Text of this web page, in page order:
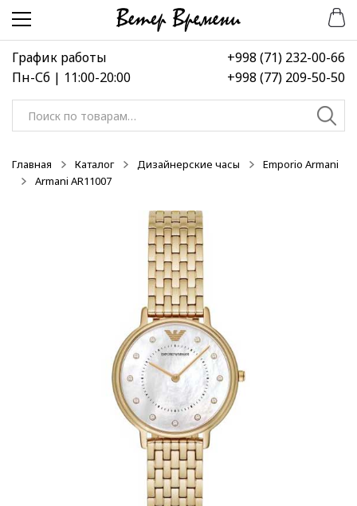
Перейти
навигации
Перейти
содержимому
График работы
Пн-Сб | 11:00-20:00
+998 (71) 232-00-66
+998 (77) 209-50-50
Искать:
Главная Каталог Дизайнерские часы
Emporio Armani
Armani AR11007
-50%
-50%
-50%